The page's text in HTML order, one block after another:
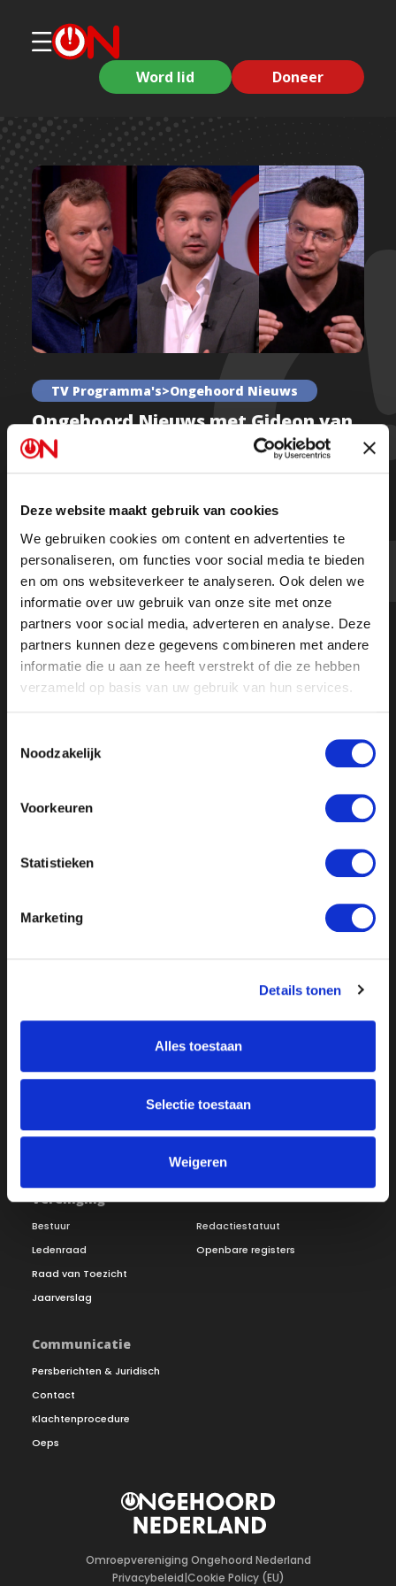
Deze website maakt gebruik van cookies
We gebruiken cookies om content en advertenties te
personaliseren, om functies voor social media te bieden
en om ons websiteverkeer te analyseren. Ook delen we
informatie over uw gebruik van onze site met onze
partners voor social media, adverteren en analyse. Deze
partners kunnen deze gegevens combineren met andere
informatie die u aan ze heeft verstrekt of die ze hebben
verzameld op basis van uw gebruik van hun services.
Noodzakelijk
Voorkeuren
Statistieken
Marketing
Details tonen
Alles toestaan
Selectie toestaan
Weigeren
Word lid Doneer
TV Programma's>Ongehoord Nieuws
Ongehoord Nieuws met Gideon van
Meijeren, Bart Kemp en Mattias
Desmet – Afl 13
Kijk de hele uitzending
Onze missie
Inloggen
Steunbetuigingen
Vacatures
Vereniging
Bestuur
Ledenraad
Raad van Toezicht
Jaarverslag
Redactiestatuut
Openbare registers
Communicatie
Persberichten & Juridisch
Contact
Klachtenprocedure
Oeps
Omroepvereniging Ongehoord Nederland
Privacybeleid|Cookie Policy (EU)